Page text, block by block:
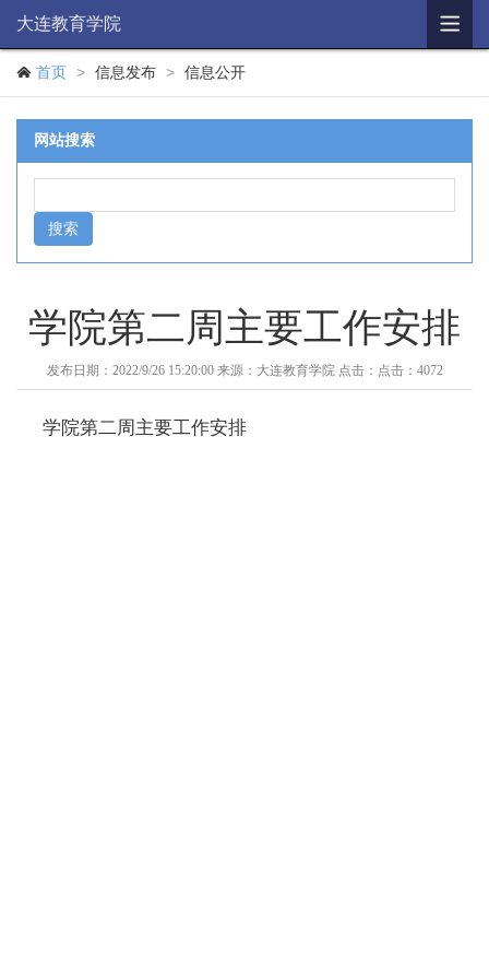
学院概况
机构简介
学历教育
大连教育学院 
 首页 > 信息发布 > 信息公开
网站搜索
学院第二周主要工作安排
发布日期：2022/9/26 15:20:00 来源：大连教育学院 点击： 点击：4072
学院第二周主要工作安排